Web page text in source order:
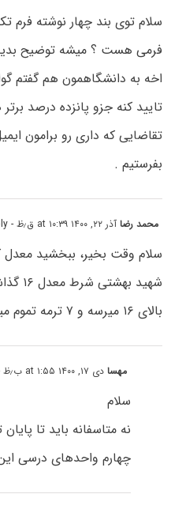
سلام‌ توی بند چهار نوشته فرم
فرمی هست ؟ میشه توضیح
اخه به دانشگاهمون هم گفتم
تایید کنه جزو پانزده درصد
تقاضایی که داری رو برامون
بفرستیم .
محمد رضاآذر ۲۲, ۱۴۰۰ at ۱۰:۳۹ ق٫ظ - Reply
شهید
بالای ۱۶ میرسه و ۷ ترمه تموم میشم.ایا امکان ثبت نام هست؟
مهسادی ۱۷, ۱۴۰۰ at ۱:۵۵ ب٫ظ
سلام
نه متاسفانه باید تا
چهارم واحدهای درسی